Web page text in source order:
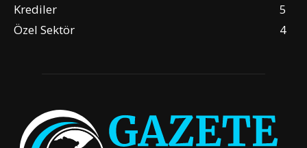
Krediler
5
Özel Sektör
4